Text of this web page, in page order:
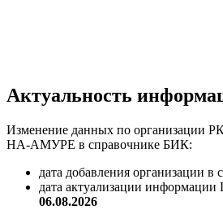
Актуальность
Изменение данных по
НА-АМУРЕ в справочнике БИК:
дата добавления организации в
дата актуализации информации
06.08.2026